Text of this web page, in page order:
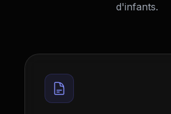
d'infants.